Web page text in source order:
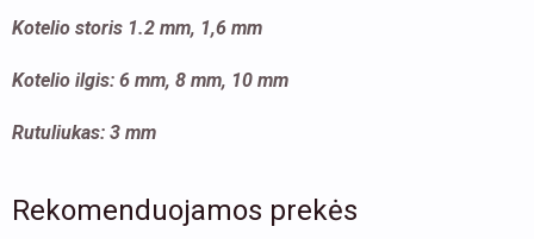
Kotelio storis 1.2 mm, 1,6 mm
Kotelio ilgis: 6 mm, 8 mm, 10 mm
Rutuliukas: 3 mm
Rekomenduojamos prekės